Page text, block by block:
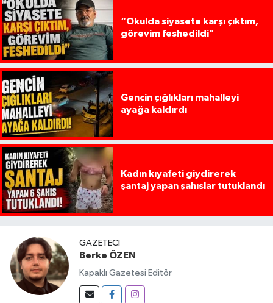
“Okulda siyasete karşı çıktım,
görevim feshedildi"
Gencin çığlıkları mahalleyi
ayağa kaldırdı
Kadın kıyafeti giydirerek
şantaj yapan şahıslar tutuklandı
GAZETECI
Berke ÖZEN
Kapaklı Gazetesi Editör